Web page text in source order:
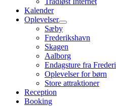
Kalender
Oplevelser
Sæby
Frederikshavn
Skagen
Aalborg
Endagsture fra
Oplevelser for børn
Store attraktioner
Reception
Booking